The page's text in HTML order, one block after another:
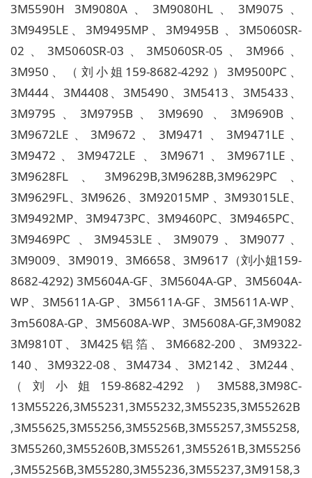
3M5590H 3M9080A、3M9080HL、3M9075、
3M9495LE、3M9495MP、3M9495B 、3M5060SR-
02、3M5060SR-03、3M5060SR-05、3M966、
3M950、（刘小姐159-8682-4292）3M9500PC、
3M444、3M4408、3M5490、3M5413、3M5433、
3M9795、3M9795B、3M9690 、3M9690B、
3M9672LE、3M9672、3M9471、3M9471LE、
3M9472、3M9472LE 、3M9671、3M9671LE、
3M9628FL、3M9629B,3M9628B,3M9629PC、
3M9629FL、3M9626、3M92015MP 、3M93015LE、
3M9492MP、3M9473PC、3M9460PC、3M9465PC、
3M9469PC 、3M9453LE、3M9079、3M9077、
3M9009、3M9019、3M6658、3M9617（刘小姐159-
8682-4292) 3M5604A-GF、3M5604A-GP、3M5604A-
WP、3M5611A-GP、3M5611A-GF、3M5611A-WP、
3m5608A-GP、3M5608A-WP、3M5608A-GF,3M9082
3M9810T、3M425铝箔、3M6682-200、3M9322-
140、3M9322-08、3M4734、3M2142、3M244、
（刘小姐159-8682-4292）3M588,3M98C-
13M55226,3M55231,3M55232,3M55235,3M55262B
,3M55625,3M55256,3M55256B,3M55257,3M55258,
3M55260,3M55260B,3M55261,3M55261B,3M55256
,3M55256B,3M55280,3M55236,3M55237,3M9158,3